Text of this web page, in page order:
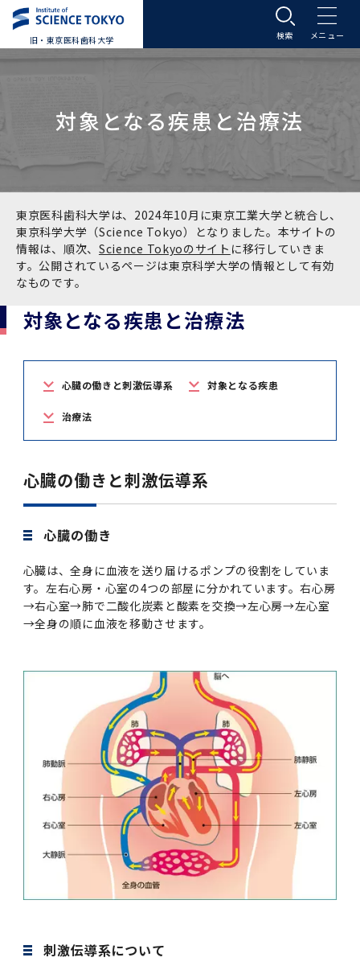
旧・東京医科歯科大学
大学案内トップ
学長メッセージ
基本理念・沿革
基本理念・沿革トップ
建物沿革
歴代校長及び学長
学生歌
ブランド
東京医科歯科大学の特色
学
教育について
医療について
東京医科歯科大学の誓い
世界大学ランキング
キャンパスマップ
運営組織トップ
大学組織一覧
学長・役員
副学長
理事･監事
役員会
経営協議会
教育研究評議会
学長選考・監察会議
広報誌・刊行物
広報誌・刊行物トップ
大学紹介動画
大学紹介動画トップ
大学紹介動画
キャンパスライフ編
多職種連携教育編
学長×医学部学生懇談
学長×歯学部学生懇談
東京医科歯科大学の歴史
大学概要（冊子）
統合報告書
広報誌
広報誌「Bloom! 医科歯科大」
英語版広報誌「TMDU ANNUAL NEWS」
学内向け広報誌「TMDUニュース」
医歯大ひろば
大学案内 【受験生向け】（冊子）
写真で綴る 東京医科歯科大学
写真で綴る 東京医科歯科大学トップ
第1回『学びの地』
第2回『教育 講義・実習の軌跡』
第3回『知と癒しの匠の創造者たち』
クラウドファンディング実施プロジェクト一覧
大学の計画と評価
大学の計画と評価トップ
大学評価の制度について
大学評価の制度についてトップ
概説
２．大学認証評価
３．自己点検・評価
1-1．第４期中期目標・中期計画等について【6
年間】
第１期 中期目標・中期計画等について
第２期 中期目標・中期計画等について
第３期中期目標・中期計画等について
1-2.年度計画・年度評価等について【第1期～
第3期】トップ
（第１期中期目標期間中）年度計画、年度評価
（第２期中期目標期間中）年度計画・年度評価
等について
（第３期中期目標期間中）年度計画・年度評価
2．認証評価
3．自己点検・評価
4．指定国立大学法人構想に関する進捗状況に
関連リンク先
四大学連合
四大学連合トップ
四大学連合憲章等
四大学連合憲章等トップ
「大学院学生の教育研究交流」に関する協定書
「大学院学生の教育研究交流」に関する実施細
「複合領域コース｣｢編入学｣及び｢複数学士号｣
に関する協定書
「複合領域コース」の履修者に係る「編入学」
及び「複数学士号」に関する実施細目
複合領域コース(四大学共通)
複合領域コースについて
各複合領域コースの概要
編入学制度について（複数学士号）
複合領域コース（東京医科歯科大学）
三大学連合（外部サイト）
医療管理政策学（MMA）コース（東京医科歯科
情報公開・個人情報
情報公開・個人情報トップ
情報公開制度
個人情報保護制度
統合報告書
法定公開情報
統計データ
土地・建物及び所在地／関係施設位置図
東京医科歯科大学規則集
その他の情報公開
東京医科歯科大学ＳＤＧｓ推進宣言
男性職員の育児休業等取得推進宣言
ダイバーシティ
ダイバーシティトップ
東京医科歯科大学ダイバーシティ＆インクルー
ジョン推進宣言等
東京医科歯科大学ダイバーシティ＆インクルー
ジョン推進宣言等トップ
東京医科歯科大学ダイバーシティ＆インクルー
ジョン推進宣言／基本方針／アクション・プラ
ダイバーシティ・インクルージョン室
わくわく保育園（学内保育施設）
コンプライアンス・ハラスメント
コンプライアンス・ハラスメントトップ
ハラスメントへの対応について
公益通報について
入学案内
入学案内トップ
大学案内
学部受験生向け「大学案内」（冊子）
アドミッション・ポリシー
入試制度
入試制度トップ
学部入試の変更点（予告）
入試データ
これまでの学部入試変更点
学部などについて
学部などについてトップ
ILA国府台
医学部
歯学部
生体材料工学研究所
難治疾患研究所
国際交流サイト
研究情報サイト
研究テーマ検索システム
学生生活などについて
学生生活などについてトップ
授業料・入学料・検定料
奨学金について
入学料・授業料の免除・徴収猶予について
アルバイトについて
学生寮について
アパート等の紹介
学生保険制度について
卒業後の進路データ
イベント
イベントトップ
オープンキャンパス
医学部医学科サマープログラム
歯学部サマープログラム
オンライン個別進学相談
地域特別枠推薦選抜説明会
入試説明会
キャンパス見学 ※現在は受け付けておりませ
ん
資料請求
合格発表
試験問題及び解答例等の公表
大学院入学案内トップ
募集要項
募集要項トップ
医歯学総合研究科
保健衛生学研究科
FAQ
医歯学総合研究科博士課程 国際連携専攻（ジ
ョイント・ディグリープログラム：JDP）
WEB出願
アドミッション・ポリシー
過去の試験問題・入試データ
TOEFL-ITP試験結果（スコアレポート）の返
大学院入学希望者向け入試説明会
学費・入学金・奨学金について
学費・入学金・奨学金についてトップ
奨学金について
入学料・授業料の免除・徴収猶予について
大学院医歯学総合研究科生体検査科学講座
研究テーマ検索システム
お問い合わせ
聴講生・科目等履修生および大学院研究生募集
聴講生・科目等履修生および大学院研究生募集
医学部
歯学部
生体材料工学研究所
大学院保健衛生学研究科
入学に関するお問い合わせ窓口
学生生活
学生生活トップ
Science Tokyo SPRING (医歯学系)
令和8年度（2026年度）総合知と癒しの次世代
フロントランナー育成プログラム Science
Tokyo SPRING(医歯学系)」対象学生の春募集
Call for Applications to Science Tokyo
Post-SPRING（MD）Program for the 2026
Call for Applications to Science Tokyo
SPRING（MD）Program for the 2025
Academic Year by Eligible Students
(*Autumn admission)
令和７年度（２０２５年度）総合知と癒しの次
世代フロントランナー育成プログラム（医歯学
系）「Science Tokyo SPRING (医歯学系)」
（旧TMDU卓越大学院生制度）対象学生（秋入
学対象）の募集について
SPRING（MD）Program for the 2024
令和8年度（2026年度）トップレベルAI研究の
ための共創型エキスパート人材育成プログラム
歯学系-BOOST生）の募集について
令和６年度（2024年度）TMDUトップレベル
AI研究のための共創型エキスパート人材育成プ
ログラム 対象学生（TMDU-BOOST生）の募
援制度
CS（クリニシャン・サイエンティスト）養成支
令和８年度（2026年度）CS（クリニシャン・
Call for Applications for the Clinician
Scientist (CS) Training Support Program
for Academic Year 2026
授業・カリキュラム
四大学連合･複合領域コース
履修要項（大学院シラバス）
入学料・授業料・奨学金トップ
授業料・入学料・検定料トップ
入学料・授業料免除・徴収猶予について
(Admission & Tuition
Exemption/Deferment)
奨学金について
入学料・授業料免除・徴収猶予について
(Admission & Tuition
Exemption/Deferment)
入学料・授業料免除・徴収猶予について
(Admission & Tuition
Exemption/Deferment)トップ
【2026年4月入学者】入学料免除・徴収猶予申
請について（Admission Fee
Exemption&Admission Fee Deferment）
「修学支援に対する相談窓口」を設置しまし
奨学金についてトップ
日本学生支援機構
財団法人・地方公共団体等奨学金
2025年度国立大学臨床検査学系博士後期課程
優秀賞募集について
日本学生支援機構
留学情報
学生生活サポートトップ
学生保険制度について
国民年金について
学生相談窓口
ピアサポーター
証明書関係トップ
障がいのある学生サポート
各種支援制度
就職・キャリア支援トップ
企業・官公庁・医療機関の皆様へ
在学生向けトップ
学校推薦・求人情報について
学外就職支援イベント
新型コロナウイルス感染症に伴うお知らせ
卒業後の進路及び卒業者数
サークル・学園祭トップ
施設利用
施設利用トップ
保健管理センター
学生・女性支援センター
フィットネスルーム・売店
情報システム
台風等の自然災害や交通機関運休による休講措
置（湯島地区）Class Cancellation Measures
Cancellation (for the Yushima area)
教育研究組織等
教育研究組織等トップ
ポリシー
ポリシートップ
医学部（医学科･保健衛生学科）
歯学部（歯学科･口腔保健学科）
大学院医歯学総合研究科
大学院保健衛生学研究科
医学部（医学科･保健衛生学科）
医学部（医学科･保健衛生学科）トップ
医学科
保健衛生学科 【看護学専攻】
保健衛生学科 【検査技術学専攻】
歯学部（歯学科･口腔保健学科）
歯学部（歯学科･口腔保健学科）トップ
歯学科
口腔保健学科【口腔保健衛生学専攻】
口腔保健学科【口腔保健工学専攻】
大学院医歯学総合研究科
大学院医歯学総合研究科トップ
修士課程 医歯理工保健学専攻
修士課程 医歯理工保健学専攻【医療管理政策
学（MMA）コース】
博士課程 医歯学専攻
博士課程 生命理工医療科学専攻
大学院保健衛生学研究科
大学院保健衛生学研究科トップ
博士課程看護先進科学専攻
博士課程共同災害看護学専攻
歯学部（歯学科･口腔保健学科）
教養部
教養部トップ
公開講座・公開シンポジウム・講演会等のお知
ILA国府台担当教員一覧
大学院医歯学総合研究科
大学院医歯学総合研究科トップ
修士課程 医歯理工保健学専攻
修士課程 医歯理工保健学専攻トップ
概要
医歯学総合研究科修士課程履修要項（シラバ
修士課程 医歯理工保健学専攻【医療管理政策
修士課程 医歯理工保健学専攻 グローバルヘル
スリーダー養成 (MPH) コース
博士課程 医歯学専攻
博士課程 医歯学専攻トップ
項（シラバス）
博士課程 国際連携専攻（ジョイント・ディグリ
ー・プログラム：JDP）
博士課程 生命理工医療科学専攻
概要
年報
大学院保健衛生学研究科
大学院保健衛生学研究科トップ
研究科長挨拶
概要
教育研究分野組織、指導教員研究内容
教育研究分野組織、指導教員研究内容トップ
看護先進科学専攻
履修要項（大学院シラバス）保健衛生学研究科
５大学災害看護コンソーシアム履修の手引き
統合教育機構学務企画課
設置計画履行状況報告書
寄附講座・寄附部門一覧
ジョイントリサーチ講座・ジョイントリサーチ
生体材料工学研究所
難治疾患研究所
大学病院
大学病院トップ
歯科（歯系診療部門）
スポーツサイエンス機構
統合教育機構
大学病院
歯科（歯系診療部門）
外部資金
外部資金トップ
研究費獲得支援
産学官連携
e-Rad 府省共通研究開発管理システム(外部サ
イト)
AMED研究費の年間公募スケジュール(学内専
GAPファンド等の公募
研究手続き
研究手続きトップ
倫理審査申請システム
利益相反申告システム(学外利用時VPN必要)
臨床研究審査委員会申請システム
実験計画書のWeb申請システム(学外利用時
倫理審査手続きについて
各種実験手続き例(学内専用)
研究に必要な講習会等
ES細胞/iPS細胞を使用する実験(学内専用)
研究活動
研究活動トップ
研究情報データベース
機関リポジトリ
研究テーマ検索
research map
プレスリリース
青い鳥広場(学内専用)
研究組織
研究組織トップ
若手研究者支援センター（YISC）
重点研究領域
統合研究機構・統合イノベーション推進機構
オープンイノベーションセンター
各種センター
高等研究院
取り組み・規制
取り組み・規制トップ
研究不正の防止
研究不正等の公表について
剽窃チェックツール(学内専用)
安全保障輸出管理(学内専用)
利益相反
臨床研究法における臨床研究の利益相反管理に
事務部
事務部トップ
各種お問い合わせ先(事務部)
受験生 在学生
卒業生
企業・研究者・一般の方
病院をご利用の方
アクセス
対象となる疾患と治療法
東京医科歯科大学は、2024年10月に東京工業大学と統合し、
東京科学大学（Science Tokyo）となりました。本サイトの
情報は、順次、 Science Tokyoのサイト に移行していきま
す。公開されているページは東京科学大学の情報として有効
なものです。
対象となる疾患と治療法
心臓の働きと刺激伝導系 対象となる疾患
治療法
心臓の働きと刺激伝導系
心臓の働き
心臓は、全身に血液を送り届けるポンプの役割をしていま
す。左右心房・心室の4つの部屋に分かれています。右心房
→右心室→肺で二酸化炭素と酸素を交換→左心房→左心室
→全身の順に血液を移動させます。
刺激伝導系について